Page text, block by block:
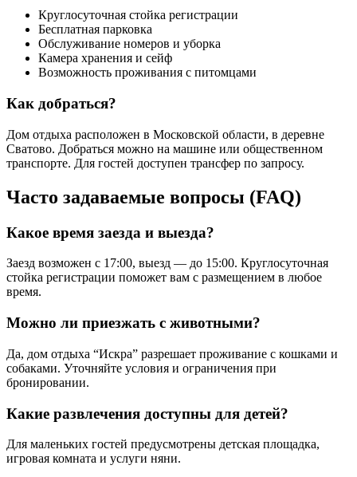
Круглосуточная стойка регистрации
Бесплатная парковка
Обслуживание номеров и уборка
Камера хранения и сейф
Возможность проживания с питомцами
Как добраться?
Дом отдыха расположен в Московской области, в деревне
Сватово. Добраться можно на машине или общественном
транспорте. Для гостей доступен трансфер по запросу.
Часто задаваемые вопросы (FAQ)
Какое время заезда и выезда?
Заезд возможен с 17:00, выезд — до 15:00. Круглосуточная
стойка регистрации поможет вам с размещением в любое
время.
Можно ли приезжать с животными?
Да, дом отдыха “Искра” разрешает проживание с кошками и
собаками. Уточняйте условия и ограничения при
бронировании.
Какие развлечения доступны для детей?
Для маленьких гостей предусмотрены детская площадка,
игровая комната и услуги няни.